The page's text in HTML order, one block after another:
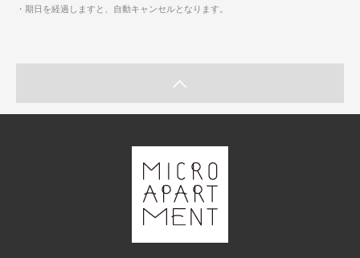
・期日を経過しますと、自動キャンセルとなります。